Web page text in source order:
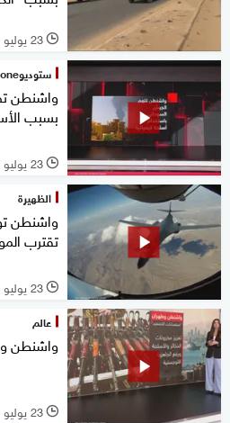
l 23 يوليو 2026
ستوديوone مع فضيلة
واشنطن
بسبب
l 23 يوليو 2026
الظهيرة
واشنطن
تقترب
l 23 يوليو 2026
عالم
واشنطن
l 23 يوليو 2026